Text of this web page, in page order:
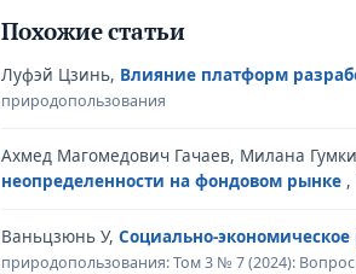
Похожие статьи
Луфэй Цзинь, Влияние платформ
природопользования
Ахмед Магомедович Гачаев, Милана
неопределенности на фондовом рынке ,
Ваньцзюнь У, Социально-
природопользования: Том 3 № 7 (2024):